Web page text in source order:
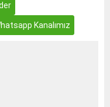
Kanalımız